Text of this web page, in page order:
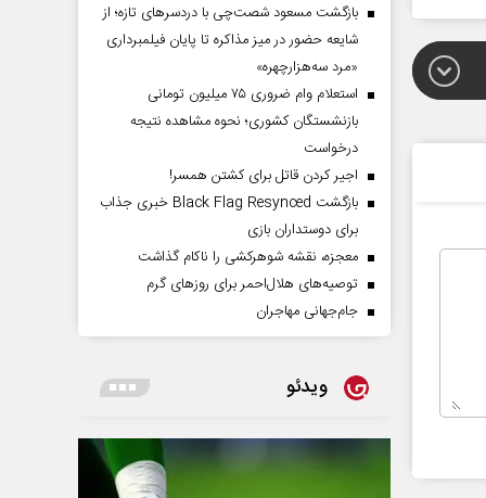
بازگشت مسعود شصت‌چی با دردسر‌های تازه؛ از
شایعه حضور در میز مذاکره تا پایان فیلمبرداری
«مرد سه‌هزارچهره»
استعلام وام ضروری ۷۵ میلیون تومانی
بازنشستگان کشوری؛ نحوه مشاهده نتیجه
درخواست
اجیر کردن قاتل برای کشتن همسر!
بازگشت Black Flag Resynced خبری جذاب
برای دوستداران بازی
معجزه، نقشه شوهرکشی را ناکام گذاشت
توصیه‌های هلال‌احمر برای روز‌های گرم
جام‌جهانی مهاجران
ویدئو